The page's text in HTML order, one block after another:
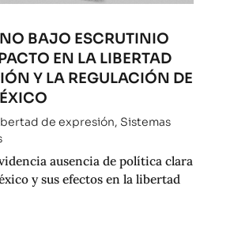
BAJO ESCRUTINIO
EN LA LIBERTAD
Y LA REGULACIÓN DE
de expresión, Sistemas
ausencia de política clara
y sus efectos en la libertad